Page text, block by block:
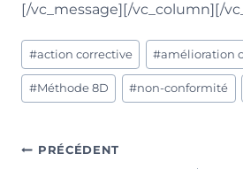
[/vc_message][/vc_column][/
Étiquettes
de
la
#action corrective #amélioration
#Méthode 8D #non-conformité
Navigation
PRÉCÉDENT